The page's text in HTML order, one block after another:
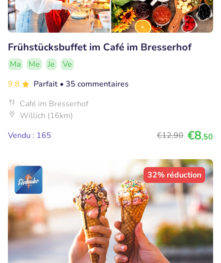
Frühstücksbuffet im Café im Bresserhof
Ma Me Je
Ve
9.8
Parfait • 35 commentaires
Café im Bresserhof
Willich (16km)
Vendu : 165
€12,90 €8,50
32% réduction